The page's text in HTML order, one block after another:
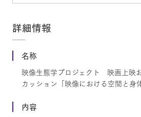
詳細情報
名称
映像生態学プロジェクト 映画上映
カッション「映像における空間と身
内容